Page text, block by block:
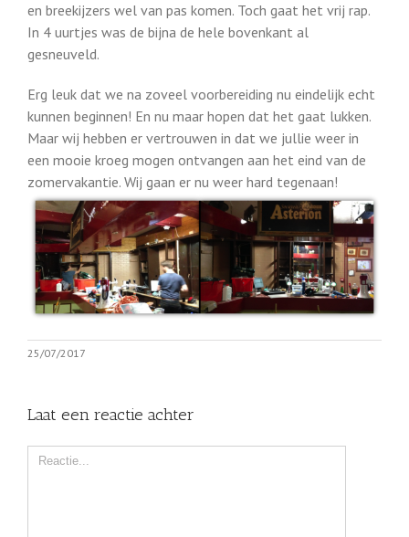
en breekijzers wel van pas komen. Toch gaat het vrij rap.
In 4 uurtjes was de bijna de hele bovenkant al
gesneuveld.
Erg leuk dat we na zoveel voorbereiding nu eindelijk echt
kunnen beginnen! En nu maar hopen dat het gaat lukken.
Maar wij hebben er vertrouwen in dat we jullie weer in
een mooie kroeg mogen ontvangen aan het eind van de
zomervakantie. Wij gaan er nu weer hard tegenaan!
25/07/2017
Laat een reactie achter
Comment